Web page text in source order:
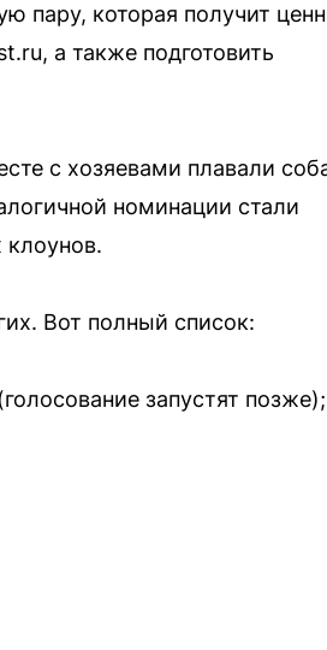
пару, которая получит
а также подготовить
с хозяевами плавали
номинации стали
Вот полный список:
запустят позже);